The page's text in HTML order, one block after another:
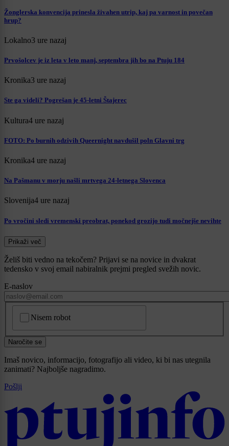
Žonglerska konvencija prinesla živahen utrip, kaj pa varnost in povečan
hrup?
Lokalno3 ure nazaj
Prvošolcev je iz leta v leto manj, septembra jih bo na Ptuju 184
Kronika3 ure nazaj
Ste ga videli? Pogrešan je 45-letni Štajerec
Kultura4 ure nazaj
FOTO: Po burnih odzivih Queernight navdušil poln Glavni trg
Kronika4 ure nazaj
Na Pašmanu v morju našli mrtvega 24-letnega Slovenca
Slovenija4 ure nazaj
Po vročini sledi vremenski preobrat, ponekod grozijo tudi močnejše nevihte
Prikaži več
Želiš biti vedno na tekočem? Prijavi se na novice in dvakrat
tedensko v svoj email nabiralnik prejmi pregled svežih novic.
E-naslov
Nisem robot
Naročite se
Imaš novico, informacijo, fotografijo ali video, ki bi nas utegnila
zanimati? Najboljše nagradimo.
Pošlji